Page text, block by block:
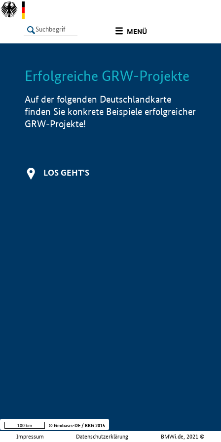
MENÜ
LISTE Info
Erfolgreiche GRW-Projekte
Auf der folgenden Deutschlandkarte
finden Sie konkrete Beispiele erfolgreicher
GRW-Projekte!
LOS GEHT'S
Impressum Datenschutzerklärung BMWi.de, 2021 ©
100 km © Geobasis-DE / BKG 2015